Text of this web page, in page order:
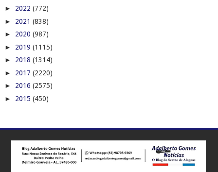
► 2022 (772)
► 2021 (838)
► 2020 (987)
► 2019 (1115)
► 2018 (1314)
► 2017 (2220)
► 2016 (2575)
► 2015 (450)